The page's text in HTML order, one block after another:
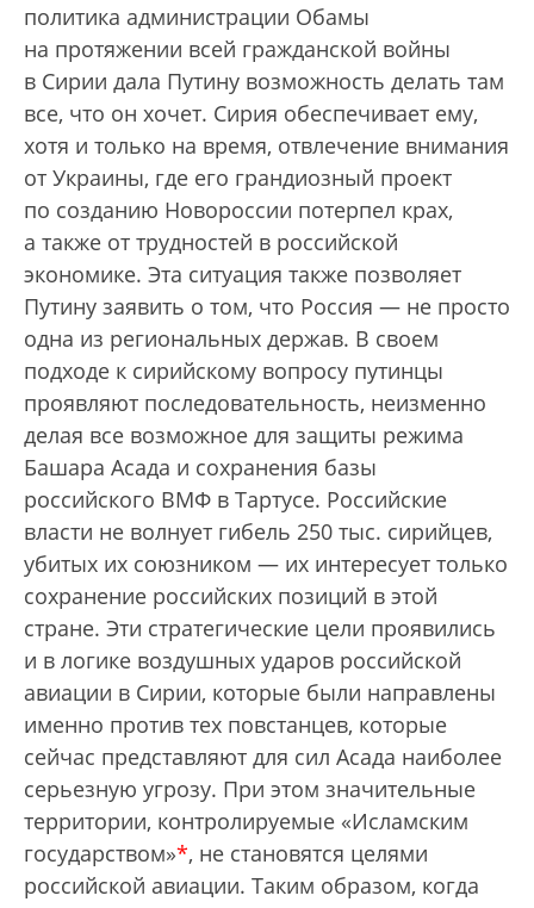
политика администрации Обамы
на протяжении всей гражданской войны
в Сирии дала Путину возможность делать там
все, что он хочет. Сирия обеспечивает ему,
хотя и только на время, отвлечение внимания
от Украины, где его грандиозный проект
по созданию Новороссии потерпел крах,
а также от трудностей в российской
экономике. Эта ситуация также позволяет
Путину заявить о том, что Россия — не просто
одна из региональных держав. В своем
подходе к сирийскому вопросу путинцы
проявляют последовательность, неизменно
делая все возможное для защиты режима
Башара Асада и сохранения базы
российского ВМФ в Тартусе. Российские
власти не волнует гибель 250 тыс. сирийцев,
убитых их союзником — их интересует только
сохранение российских позиций в этой
стране. Эти стратегические цели проявились
и в логике воздушных ударов российской
авиации в Сирии, которые были направлены
именно против тех повстанцев, которые
сейчас представляют для сил Асада наиболее
серьезную угрозу. При этом значительные
территории, контролируемые «Исламским
государством»*, не становятся целями
российской авиации. Таким образом, когда